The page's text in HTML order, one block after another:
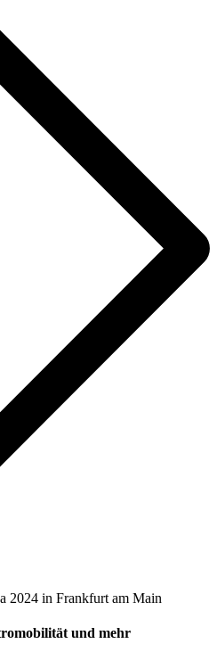
2024 in Frankfurt am Main
und mehr